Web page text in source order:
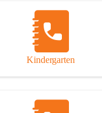
Kindergarten